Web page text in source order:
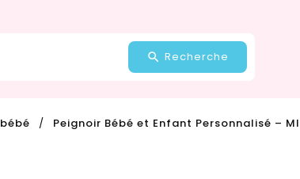
Recherche
Peignoir Bébé et Enfant Personnalisé –